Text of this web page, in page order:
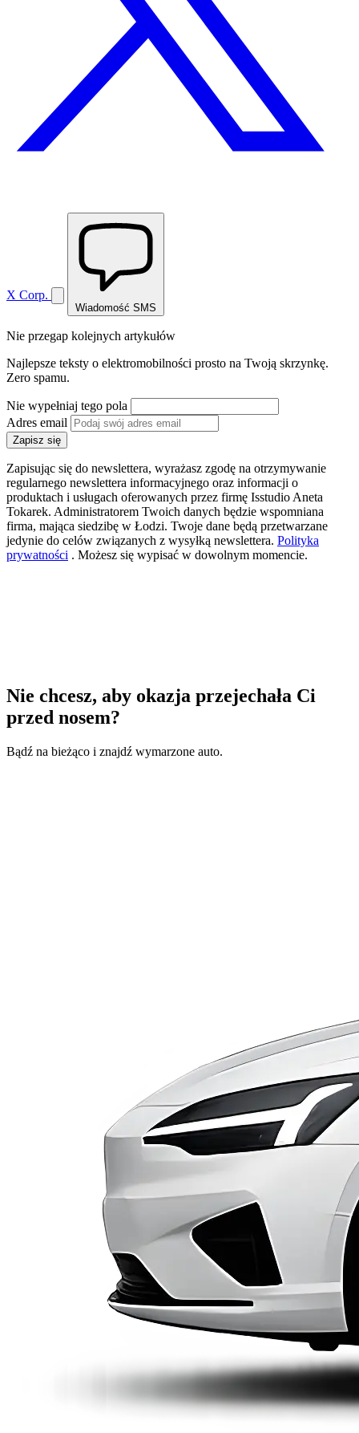
X Corp.
Wiadomość SMS
Nie przegap kolejnych artykułów
Najlepsze teksty o elektromobilności prosto na Twoją skrzynkę.
Zero spamu.
Nie wypełniaj tego pola
Adres email
Zapisz się
Zapisując się do newslettera, wyrażasz zgodę na otrzymywanie
regularnego newslettera informacyjnego oraz informacji o
produktach i usługach oferowanych przez firmę Isstudio Aneta
Tokarek. Administratorem Twoich danych będzie wspomniana
firma, mająca siedzibę w Łodzi. Twoje dane będą przetwarzane
jedynie do celów związanych z wysyłką newslettera. Polityka
prywatności . Możesz się wypisać w dowolnym momencie.
Nie chcesz, aby okazja przejechała Ci
przed nosem?
Bądź na bieżąco i znajdź wymarzone auto.